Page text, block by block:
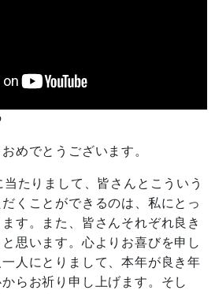
めでとうございます。
たりまして、皆さんとこういう
くことができるのは、私にとっ
す。また、皆さんそれぞれ良き
思います。心よりお喜びを申し
一人にとりまして、本年が良き年
らお祈り申し上げます。そし